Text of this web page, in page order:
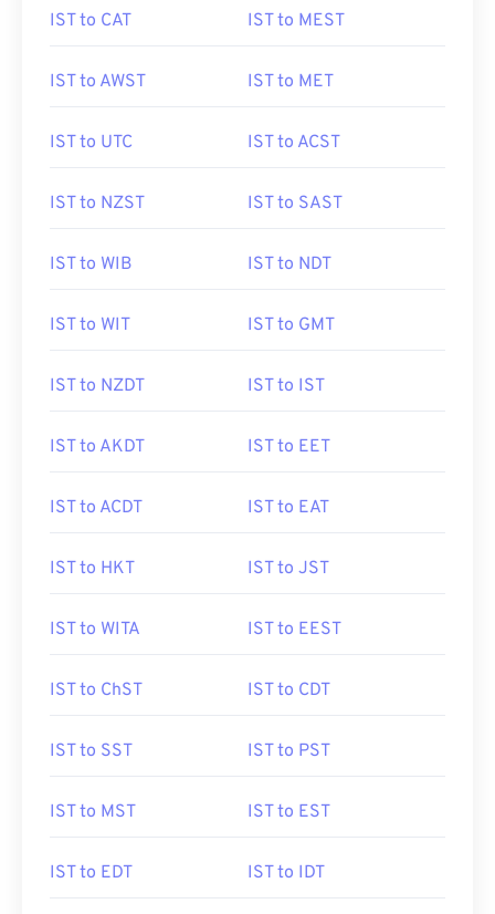
IST to CAT IST to MEST
IST to AWST IST to MET
IST to UTC IST to ACST
IST to NZST IST to SAST
IST to WIB IST to NDT
IST to WIT IST to GMT
IST to NZDT IST to IST
IST to AKDT IST to EET
IST to ACDT IST to EAT
IST to HKT IST to JST
IST to WITA IST to EEST
IST to ChST IST to CDT
IST to SST IST to PST
IST to MST IST to EST
IST to EDT IST to IDT